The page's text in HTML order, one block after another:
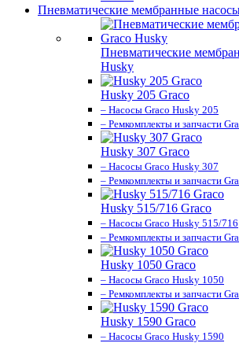
Пневматические мембранные
Пневматические
Husky
Husky 205 Graco
– Насосы Graco Husky 205
– Ремкомплекты и запчасти
Husky 307 Graco
– Насосы Graco Husky 307
– Ремкомплекты и запчасти
Husky 515/716 Graco
– Насосы Graco Husky 515/716
– Ремкомплекты и запчасти
Husky 1050 Graco
– Насосы Graco Husky 1050
– Ремкомплекты и запчасти
Husky 1590 Graco
– Насосы Graco Husky 1590